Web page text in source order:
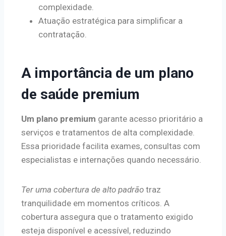
complexidade.
Atuação estratégica para simplificar a
contratação.
A importância de um plano
de saúde premium
Um plano premium garante acesso prioritário a
serviços e tratamentos de alta complexidade.
Essa prioridade facilita exames, consultas com
especialistas e internações quando necessário.
Ter uma cobertura de alto padrão traz
tranquilidade em momentos críticos. A
cobertura assegura que o tratamento exigido
esteja disponível e acessível, reduzindo